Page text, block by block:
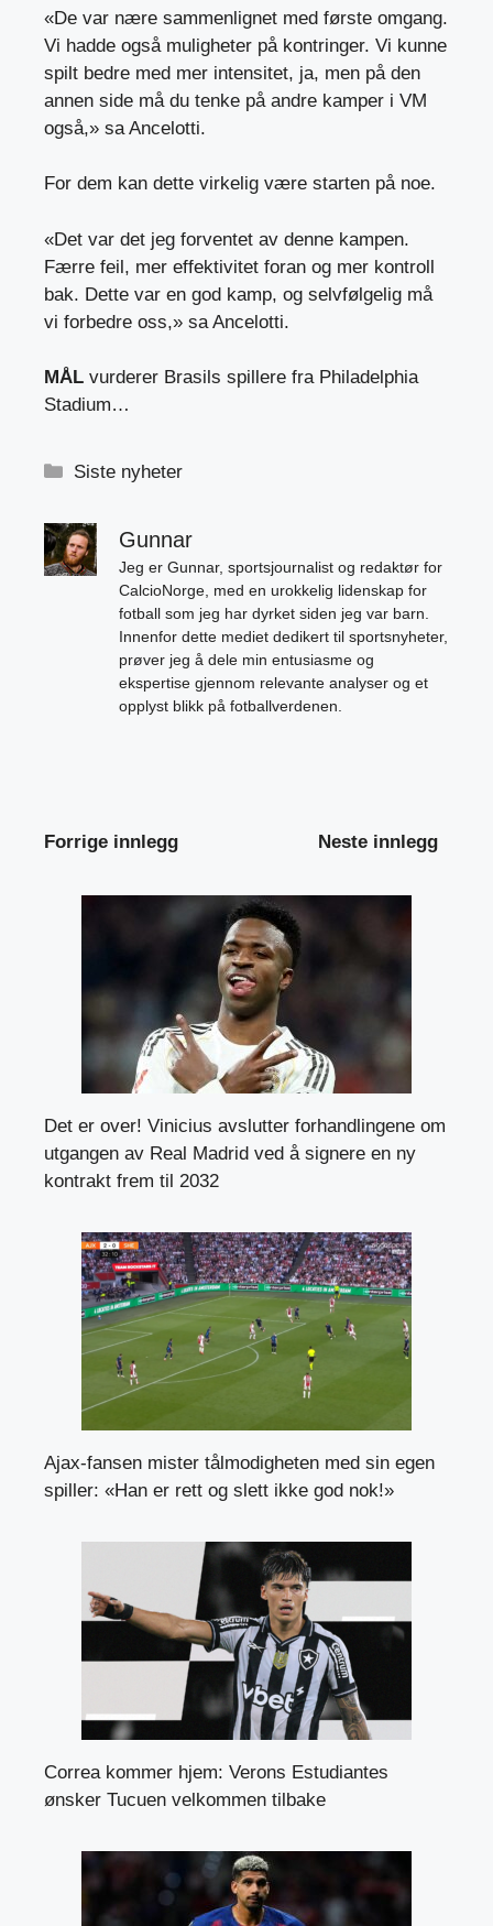
«De var nære sammenlignet med første omgang.
Vi hadde også muligheter på kontringer. Vi kunne
spilt bedre med mer intensitet, ja, men på den
annen side må du tenke på andre kamper i VM
også,» sa Ancelotti.
For dem kan dette virkelig være starten på noe.
«Det var det jeg forventet av denne kampen.
Færre feil, mer effektivitet foran og mer kontroll
bak. Dette var en god kamp, ​​og selvfølgelig må
vi forbedre oss,» sa Ancelotti.
MÅL vurderer Brasils spillere fra Philadelphia
Stadium…
Kategorier
Siste nyheter
Gunnar
Jeg er Gunnar, sportsjournalist og redaktør for
CalcioNorge, med en urokkelig lidenskap for
fotball som jeg har dyrket siden jeg var barn.
Innenfor dette mediet dedikert til sportsnyheter,
prøver jeg å dele min entusiasme og
ekspertise gjennom relevante analyser og et
opplyst blikk på fotballverdenen.
Forrige innlegg Neste innlegg
Det er over! Vinicius avslutter forhandlingene om
utgangen av Real Madrid ved å signere en ny
kontrakt frem til 2032
Ajax-fansen mister tålmodigheten med sin egen
spiller: «Han er rett og slett ikke god nok!»
Correa kommer hjem: Verons Estudiantes
ønsker Tucuen velkommen tilbake